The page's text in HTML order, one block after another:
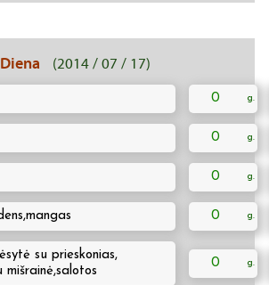
(2014 / 07 / 17)
0
0
0
0
su prieskonias,
mišrainė,salotos
0